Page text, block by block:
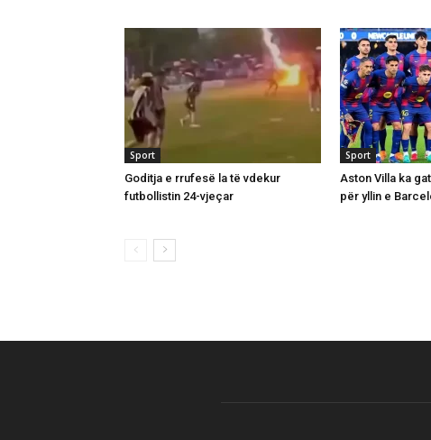
Sport
Goditja e rrufesë la të vdekur
futbollistin 24-vjeçar
Sport
Aston Villa ka
për yllin e